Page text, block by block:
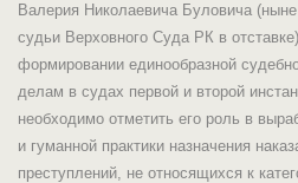
Валерия Николаевича Буловича
судьи Верховного Суда РК в
формировании единообразной
делам в судах первой и второй
необходимо отметить его роль в
и гуманной практики назначения
преступлений, не относящихся к